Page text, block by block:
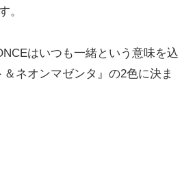
。
はいつも一緒という意味を込
ネオンマゼンタ』の2色に決ま